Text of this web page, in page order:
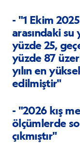
- "1 Ekim
arasındaki su
yüzde 25,
yüzde 87
yılın en
edilmiştir"
- "2026 kış
ölçümlerde
çıkmıştır"